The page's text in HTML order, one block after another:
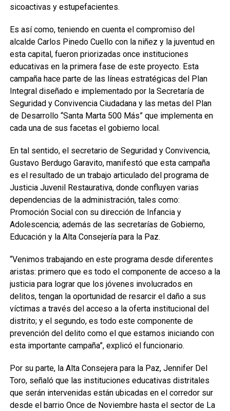
sicoactivas y estupefacientes.
Es así como, teniendo en cuenta el compromiso del
alcalde Carlos Pinedo Cuello con la niñez y la juventud en
esta capital, fueron priorizadas once instituciones
educativas en la primera fase de este proyecto. Esta
campaña hace parte de las líneas estratégicas del Plan
Integral diseñado e implementado por la Secretaría de
Seguridad y Convivencia Ciudadana y las metas del Plan
de Desarrollo “Santa Marta 500 Más” que implementa en
cada una de sus facetas el gobierno local.
En tal sentido, el secretario de Seguridad y Convivencia,
Gustavo Berdugo Garavito, manifestó que esta campaña
es el resultado de un trabajo articulado del programa de
Justicia Juvenil Restaurativa, donde confluyen varias
dependencias de la administración, tales como:
Promoción Social con su dirección de Infancia y
Adolescencia; además de las secretarías de Gobierno,
Educación y la Alta Consejería para la Paz.
“Venimos trabajando en este programa desde diferentes
aristas: primero que es todo el componente de acceso a la
justicia para lograr que los jóvenes involucrados en
delitos, tengan la oportunidad de resarcir el daño a sus
víctimas a través del acceso a la oferta institucional del
distrito; y el segundo, es todo este componente de
prevención del delito como el que estamos iniciando con
esta importante campaña”, explicó el funcionario.
Por su parte, la Alta Consejera para la Paz, Jennifer Del
Toro, señaló que las instituciones educativas distritales
que serán intervenidas están ubicadas en el corredor sur
desde el barrio Once de Noviembre hasta el sector de La